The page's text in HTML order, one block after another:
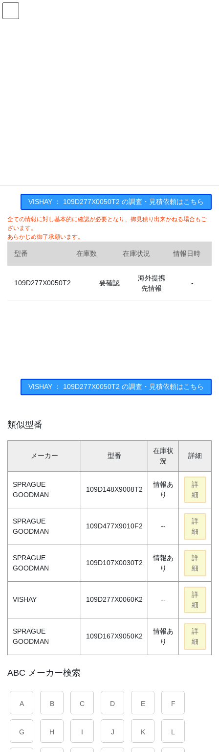
コ
ナ
VISHAY ： 109D277X0050T2 の調査・見積依頼はこちら
全ての情報に対し基本的に確認が必要となり、御見積り出来かねる場合もご
ざいます。
あらかじめ御了承願います。
型番 在庫数 在庫状況 情報日時
109D277X0050T2 要確認
海外提携
先情報
-
VISHAY ： 109D277X0050T2 の調査・見積依頼はこちら
類似型番
メーカー 型番
在庫状
況
詳細
SPRAGUE
GOODMAN
109D148X9008T2
情報あ
り
詳
細
SPRAGUE
GOODMAN
109D477X9010F2 --
詳
細
SPRAGUE
GOODMAN
109D107X0030T2
情報あ
り
詳
細
VISHAY 109D277X0060K2 --
詳
細
SPRAGUE
GOODMAN
109D167X9050K2
情報あ
り
詳
細
ABC メーカー検索
A B C D E F
G H I J K L